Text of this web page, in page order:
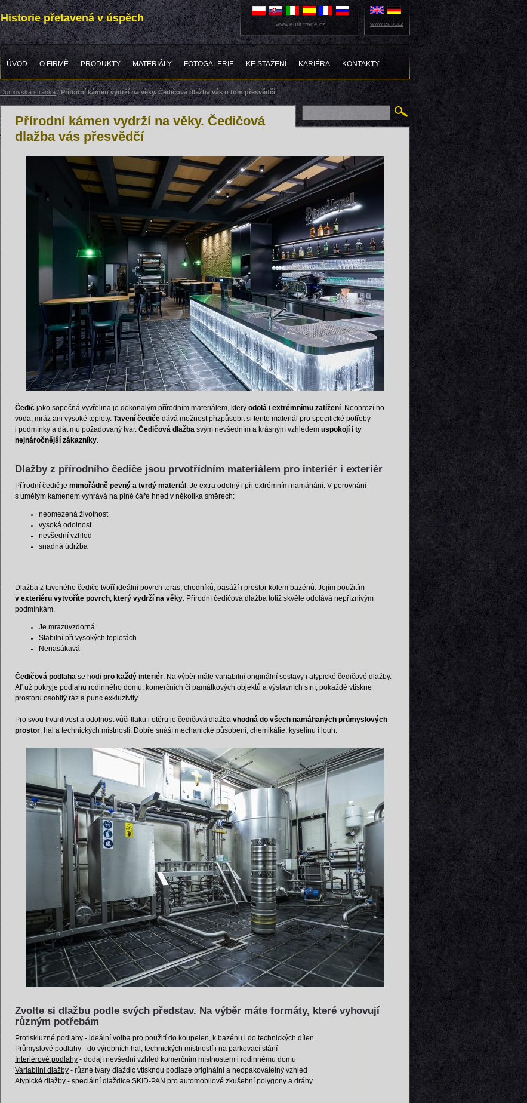
Historie přetavená v úspěch
ÚVOD O FIRMĚ PRODUKTY MATERIÁLY FOTOGALERIE KE STAŽENÍ KARIÉRA KONTAKTY
www.eutit.trade.cz www.eutit.cz
Domovská stránka/Přírodní kámen vydrží na věky. Čedičová dlažba vás o tom přesvědčí
Přírodní kámen vydrží na věky. Čedičová
dlažba vás přesvědčí
Čedič jako sopečná vyvřelina je dokonalým přírodním materiálem, který odolá i extrémnímu zatížení . Neohrozí ho
voda, mráz ani vysoké teploty. Tavení čediče dává možnost přizpůsobit si tento materiál pro specifické potřeby
i podmínky a dát mu požadovaný tvar. Čedičová dlažba svým nevšedním a krásným vzhledem uspokojí i ty
nejnáročnější zákazníky
Dlažby z přírodního čediče jsou prvotřídním materiálem pro interiér i exteriér
Přírodní čedič je mimořádně pevný a tvrdý materiál
. Je extra odolný i při extrémním namáhání. V porovnání
s umělým kamenem vyhrává na plné čáře hned v několika směrech:
neomezená životnost
vysoká odolnost
nevšední vzhled
snadná údržba
Dlažba z taveného čediče tvoří ideální povrch teras, chodníků, pasáží i prostor kolem bazénů. Jejím použitím
v exteriéru vytvoříte povrch, který vydrží na věky . Přírodní čedičová dlažba totiž skvěle odolává nepříznivým
podmínkám.
Je mrazuvzdorná
Stabilní při vysokých teplotách
Nenasákavá
Čedičová podlaha se hodí pro každý interiér . Na výběr máte variabilní originální sestavy i atypické čedičové dlažby.
Ať už pokryje podlahu rodinného domu, komerčních či památkových objektů a výstavních síní, pokaždé vtiskne
prostoru osobitý ráz a punc exkluzivity.
Pro svou trvanlivost a odolnost vůči tlaku i otěru je čedičová dlažba vhodná do všech namáhaných průmyslových
prostor , hal a technických místností. Dobře snáší mechanické působení, chemikálie, kyselinu i louh.
Zvolte si dlažbu podle svých představ. Na výběr máte formáty, které vyhovují
různým potřebám
Protiskluzné podlahy - ideální volba pro použití do koupelen, k bazénu i do technických dílen
Průmyslové podlahy - do výrobních hal, technických místností i na parkovací stání
Interiérové podlahy - dodají nevšední vzhled komerčním místnostem i rodinnému domu
Variabilní dlažby - různé tvary dlaždic vtisknou podlaze originální a neopakovatelný vzhled
Atypické dlažby - speciální dlaždice SKID-PAN pro automobilové zkušební polygony a dráhy